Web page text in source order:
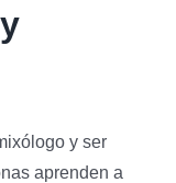
y ser
aprenden a